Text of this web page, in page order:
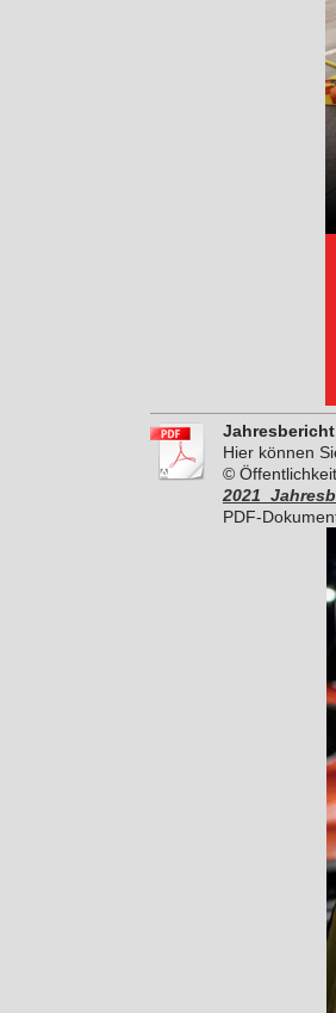
Jahresbericht
Hier können
©
PDF-